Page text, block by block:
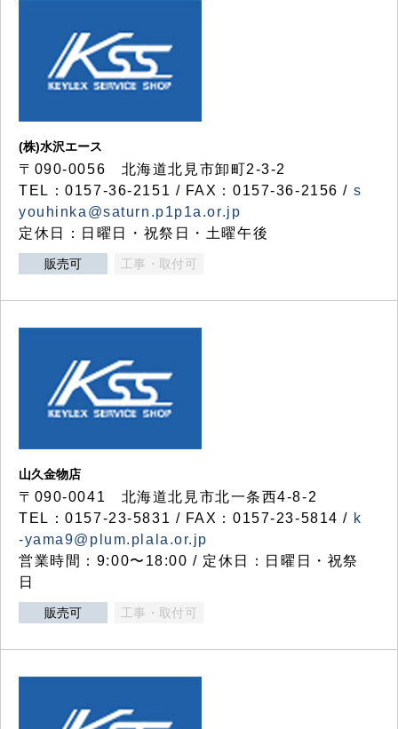
(株)水沢エース
〒090-0056 北海道北見市卸町2-3-2
TEL：0157-36-2151 / FAX：0157-36-2156 / s
youhinka@saturn.p1p1a.or.jp
定休日：日曜日・祝祭日・土曜午後
販売可 工事・取付可
山久金物店
〒090-0041 北海道北見市北一条西4-8-2
TEL：0157-23-5831 / FAX：0157-23-5814 / k
-yama9@plum.plala.or.jp
営業時間：9:00〜18:00 / 定休日：日曜日・祝祭
日
販売可 工事・取付可